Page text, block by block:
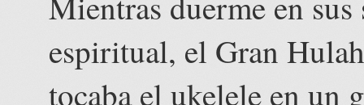
espiritual, el Gran
tocaba el ukelele en un